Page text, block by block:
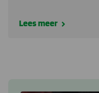
Lees meer